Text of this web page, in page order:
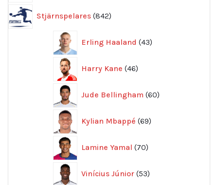
Stjärnspelares 842
produkter
Erling Haaland 43
produkter
Harry Kane 46
produkter
Jude Bellingham 60
produkter
Kylian Mbappé 69
produkter
Lamine Yamal 70
produkter
Vinícius Júnior 53
produkter